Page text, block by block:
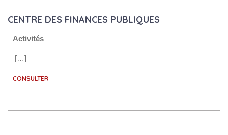
CENTRE DES FINANCES PUBLIQUES
Activités
[…]
CONSULTER